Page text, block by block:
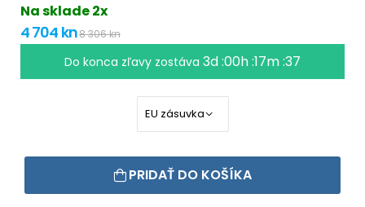
Na sklade 2x
4 704 kn8 306 kn
Do konca zľavy zostáva 3d :00h :17m :36
PRIDAŤ DO KOŠÍKA